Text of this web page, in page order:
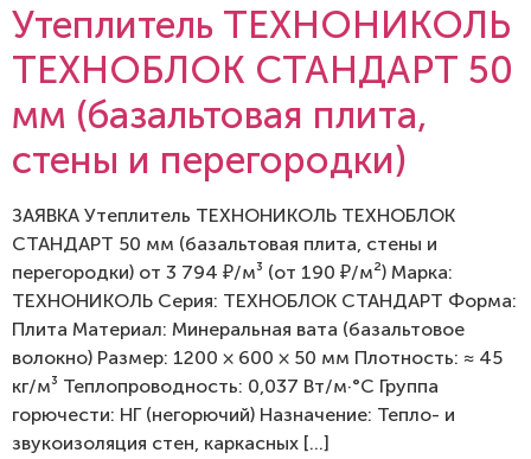
Утеплитель ТЕХНОНИКОЛЬ
ТЕХНОБЛОК СТАНДАРТ 50
мм (базальтовая плита,
стены и перегородки)
ЗАЯВКА Утеплитель ТЕХНОНИКОЛЬ ТЕХНОБЛОК
СТАНДАРТ 50 мм (базальтовая плита, стены и
перегородки) от 3 794 ₽/м³ (от 190 ₽/м²) Марка:
ТЕХНОНИКОЛЬ Серия: ТЕХНОБЛОК СТАНДАРТ Форма:
Плита Материал: Минеральная вата (базальтовое
волокно) Размер: 1200 × 600 × 50 мм Плотность: ≈ 45
кг/м³ Теплопроводность: 0,037 Вт/м·°C Группа
горючести: НГ (негорючий) Назначение: Тепло- и
звукоизоляция стен, каркасных […]